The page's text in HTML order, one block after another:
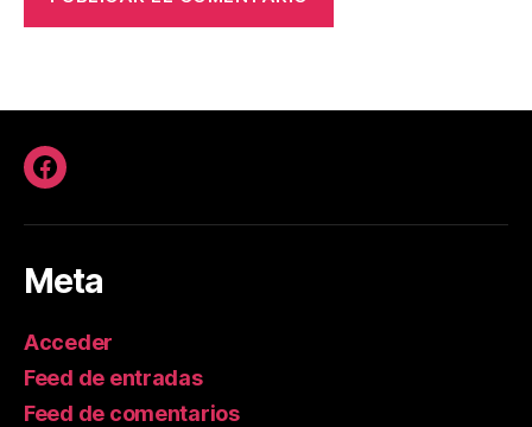
Facebook
Meta
Acceder
Feed de entradas
Feed de comentarios